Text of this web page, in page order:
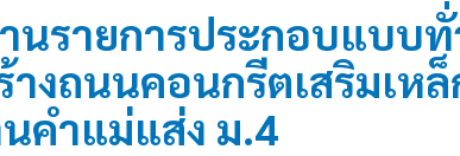
นรายการประกอบแบบ
างถนนคอนกรีตเสริมเห
คำแม่แส่ง ม.4